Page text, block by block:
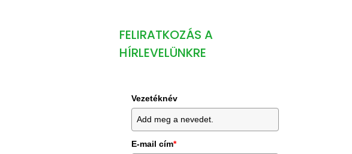
FELIRATKOZÁS A
HÍRLEVELÜNKRE
Vezetéknév
E-mail cím*